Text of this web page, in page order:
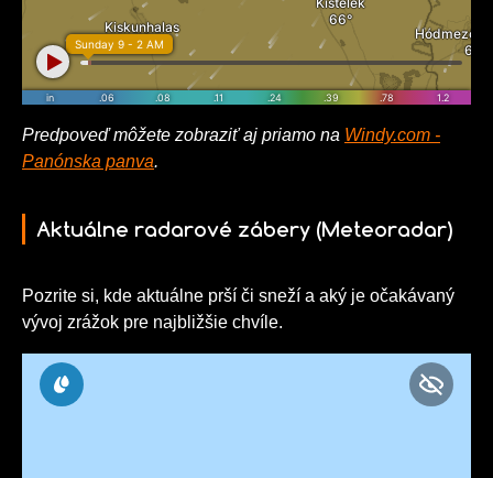
Predpoveď môžete zobraziť aj priamo na Windy.com -
Panónska panva.
Aktuálne radarové zábery (Meteoradar)
Pozrite si, kde aktuálne prší či sneží a aký je očakávaný
vývoj zrážok pre najbližšie chvíle.